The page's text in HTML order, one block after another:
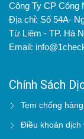
Công Ty CP Công
Địa chỉ: Số 54A-
Từ Liêm - TP. Hà
Email:
Chính Sách
Tem chống
Điều khoản dịch